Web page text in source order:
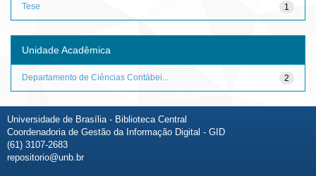
1
Tese
Unidade Acadêmica
2
Departamento de Ciências Contábei...
Universidade de Brasília - Biblioteca Central
Coordenadoria de Gestão da Informação Digital - GID
(61) 3107-2683
repositorio@unb.br